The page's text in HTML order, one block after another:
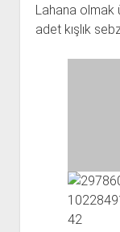
Lahana olmak
adet kışlık